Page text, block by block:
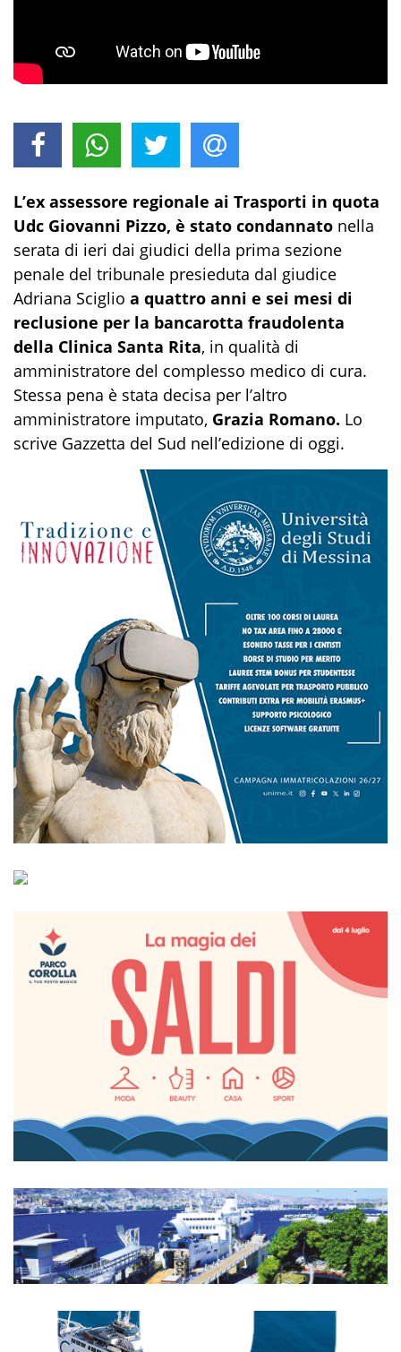
L’ex assessore regionale ai Trasporti in quota
Udc Giovanni Pizzo, è stato condannato nella
serata di ieri dai giudici della prima sezione
penale del tribunale presieduta dal giudice
Adriana Sciglio a quattro anni e sei mesi di
reclusione per la bancarotta fraudolenta
della Clinica Santa Rita, in qualità di
amministratore del complesso medico di cura.
Stessa pena è stata decisa per l’altro
amministratore imputato, Grazia Romano. Lo
scrive Gazzetta del Sud nell’edizione di oggi.